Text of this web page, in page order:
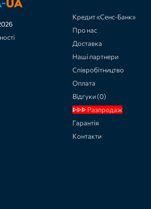
Кредит «Сенс-Банк»
Про нас
Доставка
Наші партнери
Співробітництво
Оплата
Відгуки (0)
ᐈᐈᐈ Разпродаж
Гарантія
Контакти